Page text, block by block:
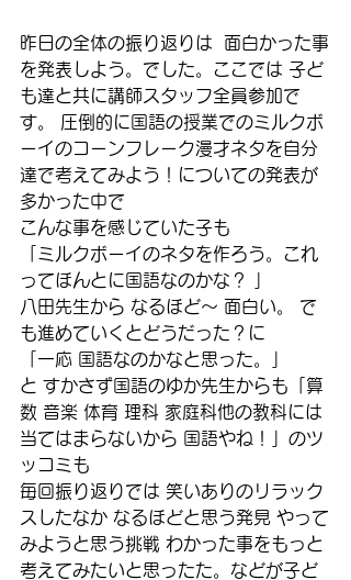
昨日の全体の振り返りは  面白かった事
を発表しよう。でした。ここでは 子ど
も達と共に講師スタッフ全員参加で
す。 圧倒的に国語の授業でのミルクボ
ーイのコーンフレーク漫才ネタを自分
達で考えてみよう！についての発表が
多かった中で
こんな事を感じていた子も
「ミルクボーイのネタを作ろう。これ
ってほんとに国語なのかな？ 」
八田先生から なるほど〜 面白い。 で
も進めていくとどうだった？に
「一応 国語なのかなと思った。」
と すかさず国語のゆか先生からも「算
数 音楽 体育 理科 家庭科他の教科には
当てはまらないから 国語やね！」のツ
ッコミも
毎回振り返りでは 笑いありのリラック
スしたなか なるほどと思う発見 やって
みようと思う挑戦 わかった事をもっと
考えてみたいと思ったた。などが子ど